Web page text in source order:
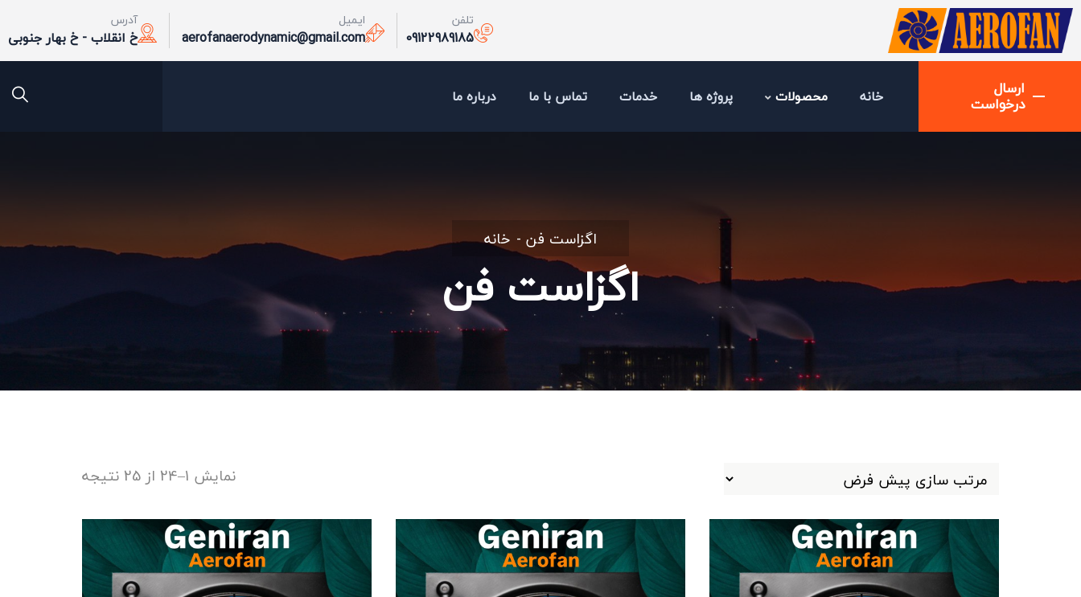
تلفن
09122989185
ایمیل
aerofanaerodynamic@gmail.com
آدرس
خ انقلاب - خ بهار جنوبی
ارسال
درخواست خانه محصولات پروژه ها خدمات تماس با ما درباره ما
خانه اگزاست فن
اگزاست فن
نمایش 1–24 از 25 نتیجه